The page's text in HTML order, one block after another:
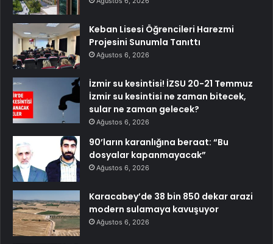
Keban Lisesi Öğrencileri Harezmi
Projesini Sunumla Tanıttı
Ağustos 6, 2026
İzmir su kesintisi! İZSU 20-21 Temmuz
İzmir su kesintisi ne zaman bitecek,
sular ne zaman gelecek?
Ağustos 6, 2026
90’ların karanlığına beraat: “Bu
dosyalar kapanmayacak”
Ağustos 6, 2026
Karacabey’de 38 bin 850 dekar arazi
modern sulamaya kavuşuyor
Ağustos 6, 2026